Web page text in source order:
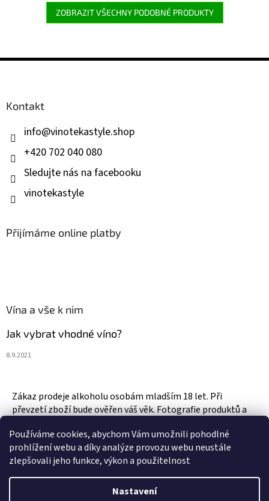
Používáme cookies, abychom Vám umožnili pohodlné
prohlížení webu a díky analýze provozu webu neustále
zlepšovali jeho funkce, výkon a použitelnost
Nastavení
ZOBRAZIT VŠECHNY PODOBNÉ PRODUKTY
Z
Kontakt
info@vinotekastyle.shop
+420 702 040 080
Sledujte nás na facebooku
vinotekastyle
Přijímáme online platby
Vína a vše k nim
Jak vybrat vhodné víno?
8.9.2021
Zákaz prodeje alkoholu osobám mladším 18 let. Při
převzetí zboží bude ověřen váš věk. Fotografie produktů a